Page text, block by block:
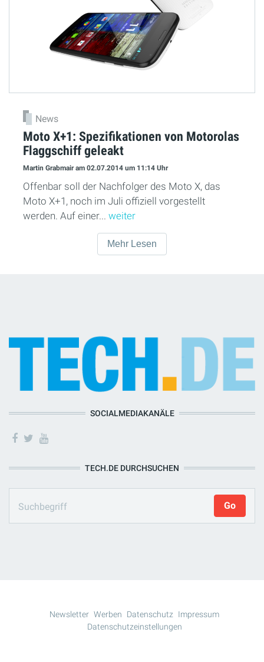
News
Moto X+1: Spezifikationen von Motorolas
Flaggschiff geleakt
Martin Grabmairam 02.07.2014 um 11:14 Uhr
Offenbar soll der Nachfolger des Moto X, das
Moto X+1, noch im Juli offiziell vorgestellt
werden. Auf einer... weiter
Mehr Lesen
SOCIALMEDIAKANÄLE
TECH.DE DURCHSUCHEN
Newsletter Werben Datenschutz
Impressum
Datenschutzeinstellungen